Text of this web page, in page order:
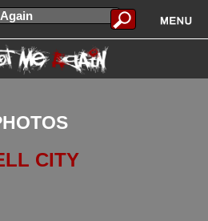
CITY